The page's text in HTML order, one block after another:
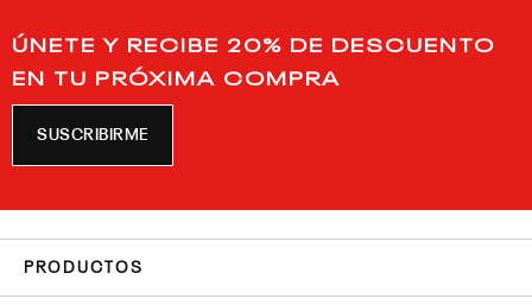
ÚNETE Y RECIBE 20% DE DESCUENTO
EN TU PRÓXIMA COMPRA
SUSCRIBIRME
PRODUCTOS